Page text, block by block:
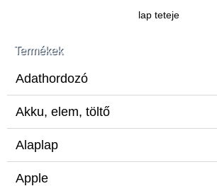
Termékek
Adathordozó
Akku, elem, töltő
Alaplap
Apple
lap teteje